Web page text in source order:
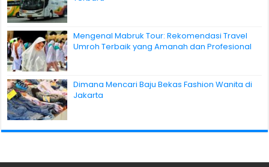
Mengenal Mabruk Tour: Rekomendasi Travel
Umroh Terbaik yang Amanah dan Profesional
Dimana Mencari Baju Bekas Fashion Wanita di
Jakarta